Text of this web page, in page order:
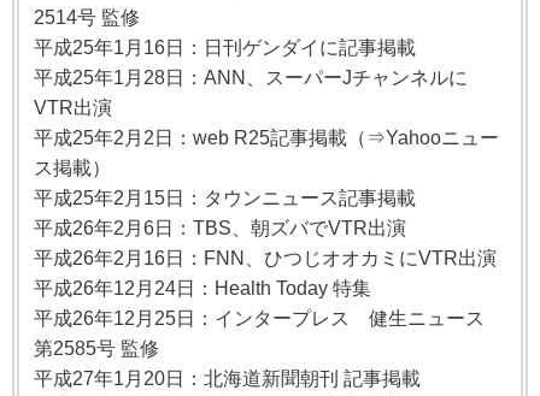
2514号 監修
平成25年1月16日：日刊ゲンダイに記事掲載
平成25年1月28日：ANN、スーパーJチャンネルに
VTR出演
平成25年2月2日：web R25記事掲載（⇒Yahooニュー
ス掲載）
平成25年2月15日：タウンニュース記事掲載
平成26年2月6日：TBS、朝ズバでVTR出演
平成26年2月16日：FNN、ひつじオオカミにVTR出演
平成26年12月24日：Health Today 特集
平成26年12月25日：インタープレス 健生ニュース
第2585号 監修
平成27年1月20日：北海道新聞朝刊 記事掲載